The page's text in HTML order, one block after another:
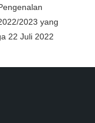
2023 yang
22 Juli 2022